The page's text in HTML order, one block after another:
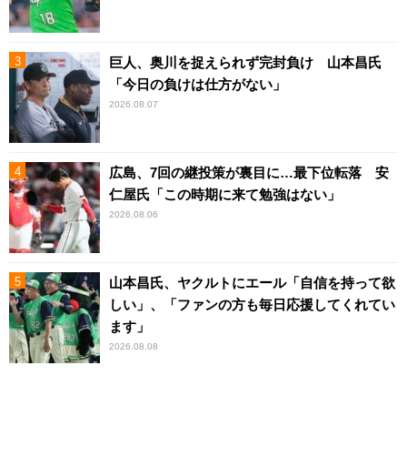
巨人、奥川を捉えられず完封負け 山本昌氏
「今日の負けは仕方がない」
2026.08.07
広島、7回の継投策が裏目に…最下位転落 安
仁屋氏「この時期に来て勉強はない」
2026.08.06
山本昌氏、ヤクルトにエール「自信を持って欲
しい」、「ファンの方も毎日応援してくれてい
ます」
2026.08.08